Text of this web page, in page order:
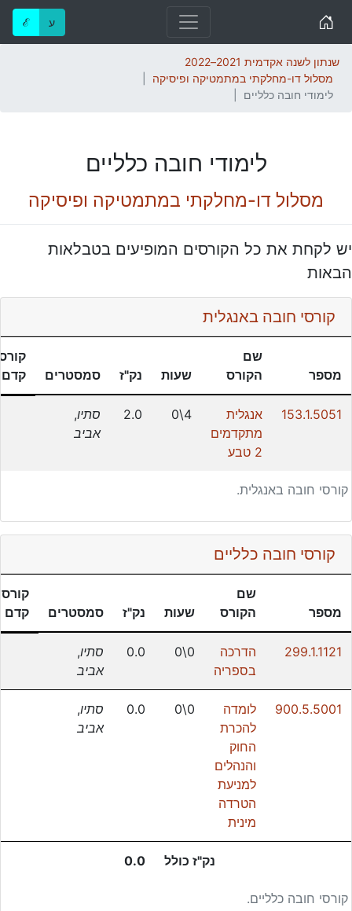
ℰ ע
שנתון לשנה אקדמית 2021–2022
מסלול דו-מחלקתי במתמטיקה ופיסיקה
לימודי חובה כלליים
לימודי חובה כלליים
מסלול דו-מחלקתי במתמטיקה ופיסיקה
יש לקחת את כל הקורסים המופיעים בטבלאות
הבאות
קורסי חובה באנגלית
קורסי חובה באנגלית.
מספר
שם
הקורס
שעות נק"ז סמסטרים
קדם
153.1.5051
אנגלית
מתקדמים
2 טבע
4\0
2.0 סתיו,
אביב
קורסי חובה כלליים
קורסי חובה כלליים.
מספר
שם
הקורס
שעות נק"ז סמסטרים
קדם
נק"ז כולל 0.0
299.1.1121
הדרכה
בספריה
0\0
0.0 סתיו,
אביב
900.5.5001
לומדה
להכרת
החוק
והנהלים
למניעת
הטרדה
מינית
0\0
0.0 סתיו,
אביב